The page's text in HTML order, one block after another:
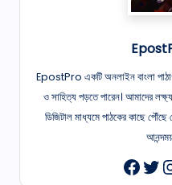
EpostPro একটি অনলাইন বাংলা
ও সাহিত্য পড়তে পারেন। আমাদের
ডিজিটাল মাধ্যমে পাঠকের কাছে